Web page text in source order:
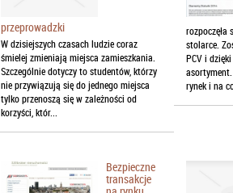
przeprowadzki
W dzisiejszych czasach ludzie coraz
śmielej zmieniają miejsca zamieszkania.
Szczególnie dotyczy to studentów, którzy
nie przywiązują się do jednego miejsca
tylko przenoszą się w zależności od
korzyści, któr...
stolarce.
PCV i
rynek i na
Bezpieczne
transakcje